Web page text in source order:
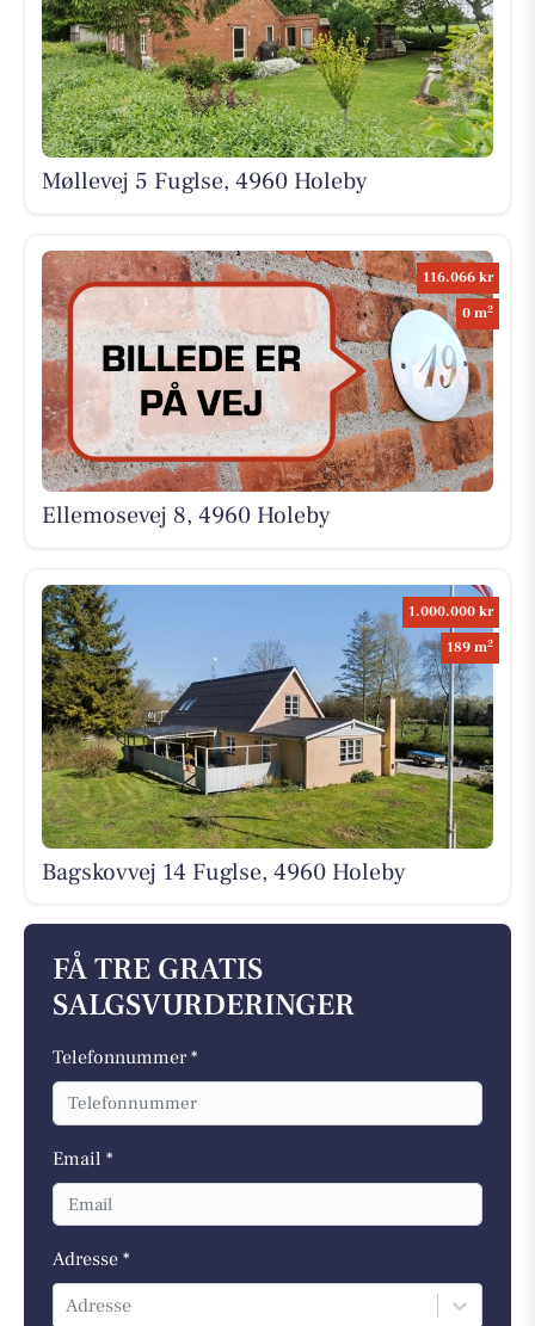
Møllevej 5 Fuglse, 4960 Holeby
116.066 kr
0 m2
Ellemosevej 8, 4960 Holeby
1.000.000 kr
189 m2
Bagskovvej 14 Fuglse, 4960 Holeby
FÅ TRE GRATIS
SALGSVURDERINGER
Telefonnummer *
Email *
Adresse *
Adresse